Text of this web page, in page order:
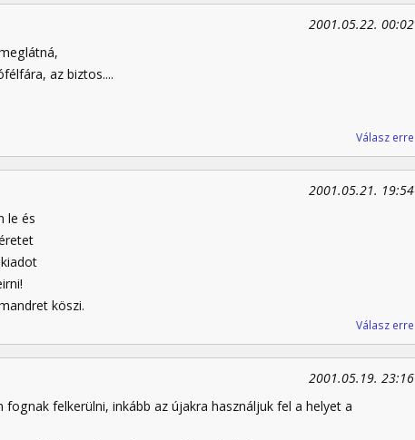
2001.05.22. 00:02
az biztos....
Válasz erre
2001.05.21. 19:54
le és
köszi.
Válasz erre
2001.05.19. 23:16
felkerülni, inkább az újakra használjuk fel a helyet a